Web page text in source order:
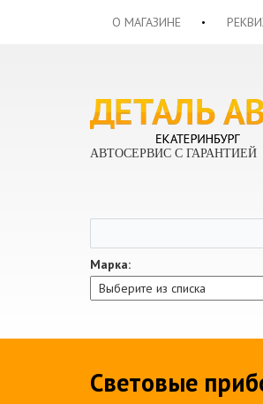
О МАГАЗИНЕ
АВТОСЕРВИС С ГАРАНТИЕЙ
Марка:
Световые